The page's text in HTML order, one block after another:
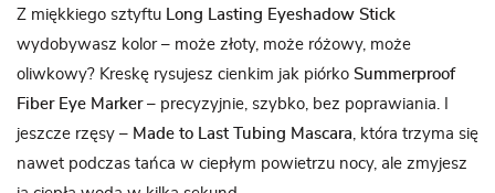
Z miękkiego sztyftu
Long Lasting Eyeshadow Stick
wydobywasz kolor – może złoty, może różowy, może
oliwkowy? Kreskę rysujesz cienkim jak piórko Summerproof
Fiber Eye Marker– precyzyjnie, szybko, bez poprawiania. I
jeszcze rzęsy – Made to Last Tubing Mascara , która trzyma się
nawet podczas tańca w ciepłym powietrzu nocy, ale zmyjesz